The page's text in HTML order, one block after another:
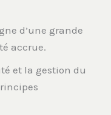
d’une grande
accrue.
et la gestion du